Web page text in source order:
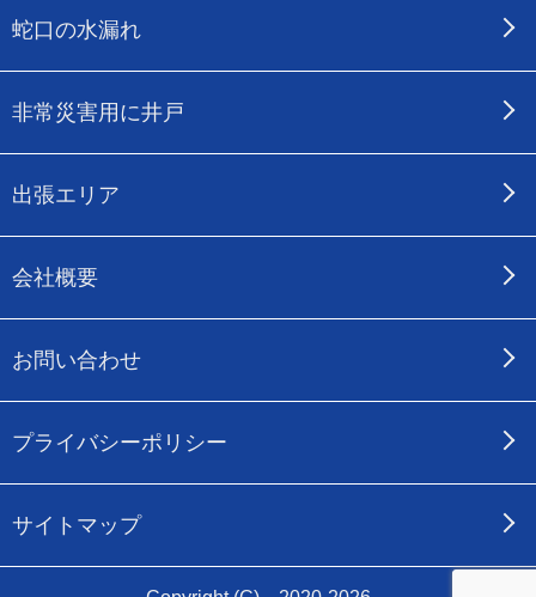
蛇口の水漏れ
非常災害用に井戸
出張エリア
会社概要
お問い合わせ
プライバシーポリシー
サイトマップ